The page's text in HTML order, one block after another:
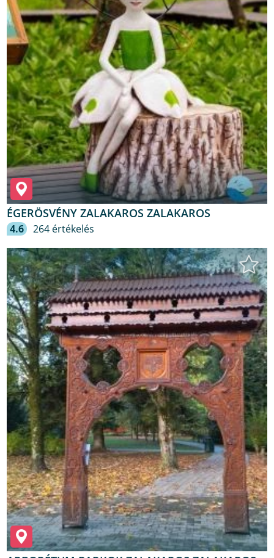
ÉGERÖSVÉNY ZALAKAROS ZALAKAROS
4.6 264 értékelés